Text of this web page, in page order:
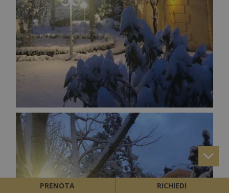
PRENOTA RICHIEDI